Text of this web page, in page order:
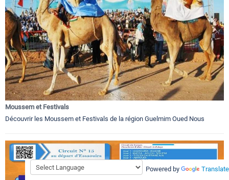
Moussem et Festivals
Découvrir les Moussem et Festivals de la région Guelmim Oued Nous
Powered by Translate